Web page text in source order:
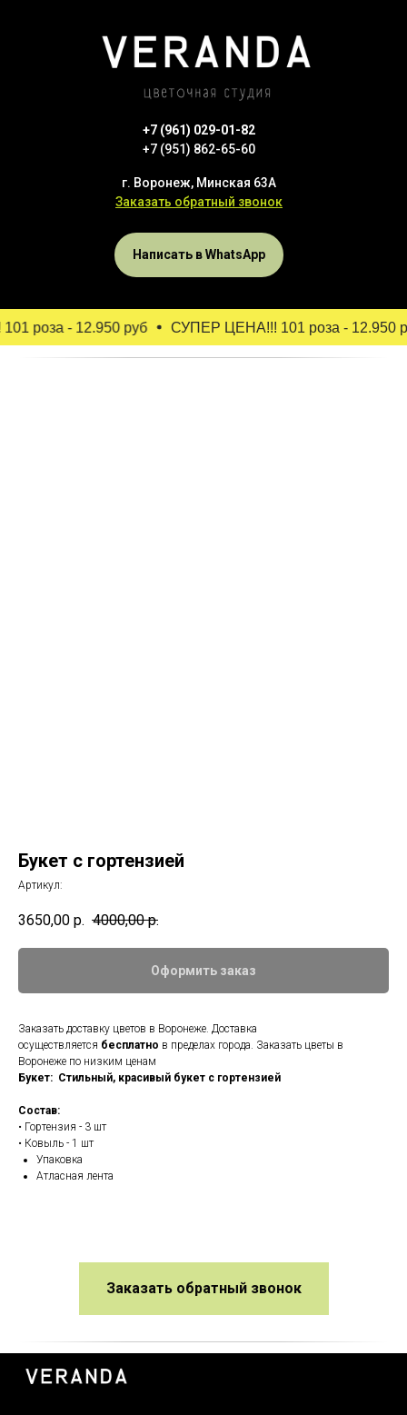
+7 (961) 029-01-82
+7 (951) 862-65-60
г. Воронеж, Минская 63А
Заказать обратный звонок
Написать в WhatsApp
роза - 12.950 руб СУПЕР ЦЕНА!!! 101 роза - 12.950
Букет с гортензией
Артикул:
3650,00 р. 4000,00 р.
Оформить заказ
Заказать доставку цветов в Воронеже. Доставка
осуществляется бесплатно в пределах города. Заказать цветы в
Воронеже по низким ценам
Букет: Стильный, красивый букет с гортензией
Состав:
• Гортензия - 3 шт
• Ковыль - 1 шт
Упаковка
Атласная лента
Заказать обратный звонок